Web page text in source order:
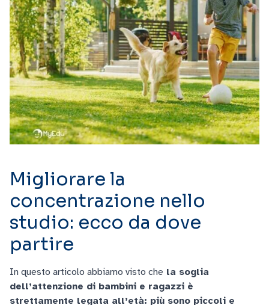
Migliorare la
concentrazione nello
studio: ecco da dove
partire
In questo articolo abbiamo visto che la soglia
dell’attenzione di bambini e ragazzi è
strettamente legata all’età: più sono piccoli e